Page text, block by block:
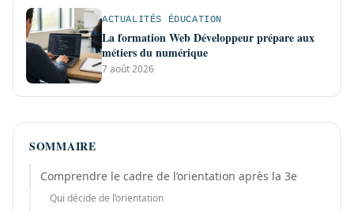
ACTUALITÉS ÉDUCATION
La formation Web Développeur prépare aux
métiers du numérique
7 août 2026
SOMMAIRE
Comprendre le cadre de l’orientation après la 3e
Qui décide de l’orientation